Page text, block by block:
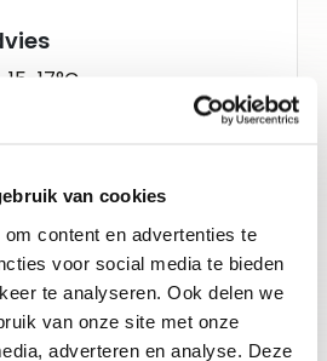
van cookies
content en advertenties te
voor social media te bieden
te analyseren. Ook delen we
van onze site met onze
adverteren en analyse. Deze
17°C
bij bij kruidige
en klein wild. Of als
een stukje kaas.